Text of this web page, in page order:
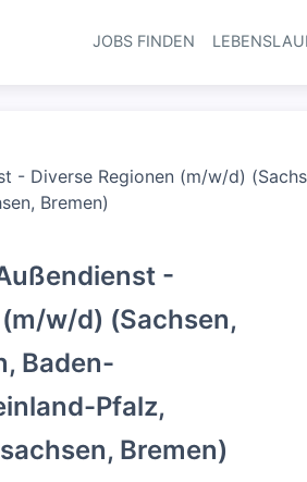
JOBS FINDEN
- Diverse Regionen (m/w/d)
Bremen)
-
w/d) (Sachsen,
Baden-
Pfalz,
Bremen)